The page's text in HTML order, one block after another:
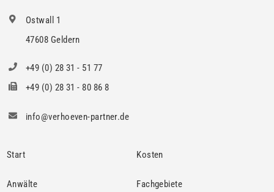
Ostwall 1
47608 Geldern
+49 (0) 28 31 - 51 77
+49 (0) 28 31 - 80 86 8
info@verhoeven-partner.de
Start Kosten
Anwälte Fachgebiete